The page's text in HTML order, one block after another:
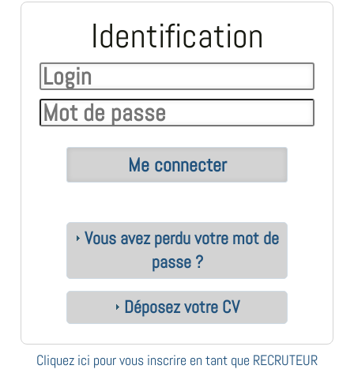
Identification
Vous avez perdu votre mot de
passe ?
Déposez votre CV
Cliquez ici pour vous inscrire en tant que RECRUTEUR